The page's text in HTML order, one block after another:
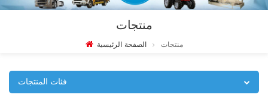
منتجات
الصفحة الرئيسية منتجات
فئات المنتجات